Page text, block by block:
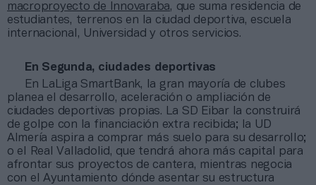
macroproyecto de Innovaraba, que suma residencia de
estudiantes, terrenos en la ciudad deportiva, escuela
internacional, Universidad y otros servicios.
En Segunda, ciudades deportivas
En LaLiga SmartBank, la gran mayoría de clubes
planea el desarrollo, aceleración o ampliación de
ciudades deportivas propias. La SD Eibar la construirá
de golpe con la financiación extra recibida; la UD
Almería aspira a comprar más suelo para su desarrollo;
o el Real Valladolid, que tendrá ahora más capital para
afrontar sus proyectos de cantera, mientras negocia
con el Ayuntamiento dónde asentar su estructura